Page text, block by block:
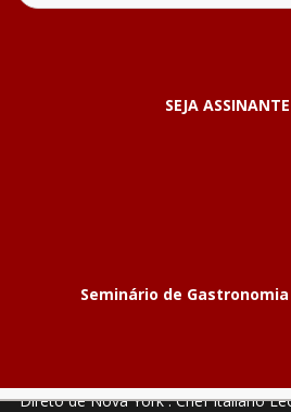
SEJA ASSINANTE
Seminário de
Direto de Nova York : Chef Italiano